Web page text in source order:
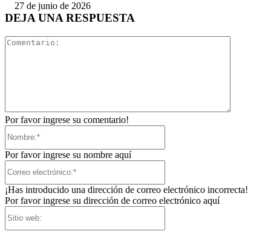
27 de junio de 2026
DEJA UNA RESPUESTA
Por favor ingrese su comentario!
Por favor ingrese su nombre aquí
¡Has introducido una dirección de correo electrónico incorrecta!
Por favor ingrese su dirección de correo electrónico aquí